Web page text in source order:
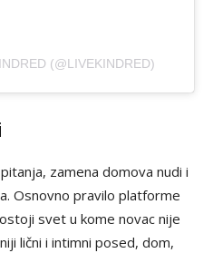
(@LIVEKINDRED)
zamena domova nudi i
Osnovno pravilo platforme
svet u kome novac nije
lični i intimni posed, dom,